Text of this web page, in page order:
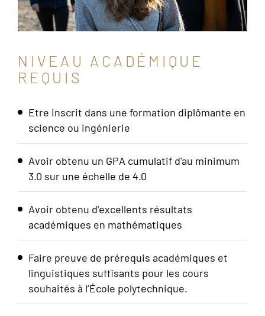
NIVEAU ACADÉMIQUE
REQUIS
Etre inscrit dans une formation diplômante en
science ou ingénierie
Avoir obtenu un GPA cumulatif d'au minimum
3.0 sur une échelle de 4.0
Avoir obtenu d’excellents résultats
académiques en mathématiques
Faire preuve de prérequis académiques et
linguistiques suffisants pour les cours
souhaités à l’École polytechnique.